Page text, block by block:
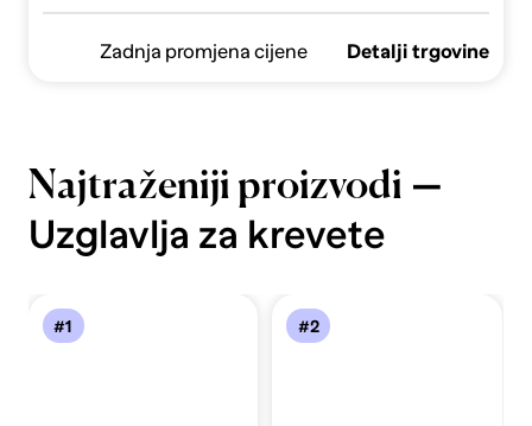
Zadnja promjena cijene Detalji trgovine
Najtraženiji proizvodi —
Uzglavlja za krevete
#1 #2